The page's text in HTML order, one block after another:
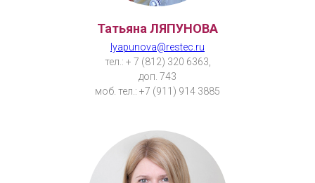
Татьяна ЛЯПУНОВА
lyapunova@restec.ru
тел.: + 7 (812) 320 6363,
доп. 743
моб. тел.: +7 (911) 914 3885